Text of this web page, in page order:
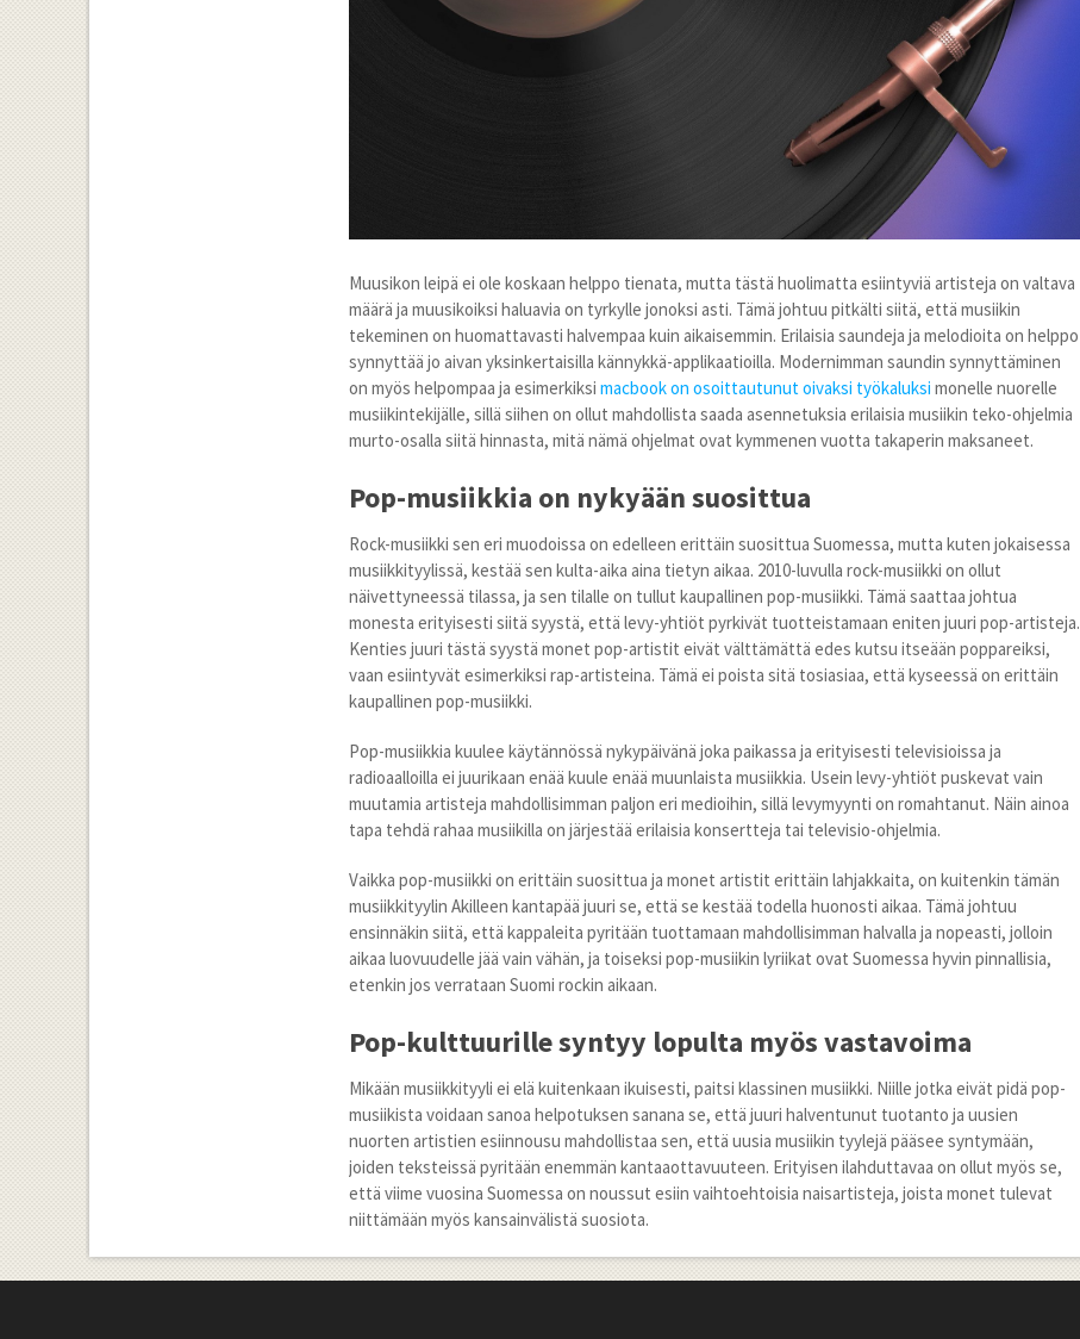
Muusikon leipä ei ole koskaan helppo tienata, mutta tästä huolimatta esiintyviä artisteja on valtava
määrä ja muusikoiksi haluavia on tyrkylle jonoksi asti. Tämä johtuu pitkälti siitä, että musiikin
tekeminen on huomattavasti halvempaa kuin aikaisemmin. Erilaisia saundeja ja melodioita on helppo
synnyttää jo aivan yksinkertaisilla kännykkä-applikaatioilla. Modernimman saundin synnyttäminen
on myös helpompaa ja esimerkiksi macbook on osoittautunut oivaksi työkaluksi monelle nuorelle
musiikintekijälle, sillä siihen on ollut mahdollista saada asennetuksia erilaisia musiikin teko-ohjelmia
murto-osalla siitä hinnasta, mitä nämä ohjelmat ovat kymmenen vuotta takaperin maksaneet.
Pop-musiikkia on nykyään suosittua
Rock-musiikki sen eri muodoissa on edelleen erittäin suosittua Suomessa, mutta kuten jokaisessa
musiikkityylissä, kestää sen kulta-aika aina tietyn aikaa. 2010-luvulla rock-musiikki on ollut
näivettyneessä tilassa, ja sen tilalle on tullut kaupallinen pop-musiikki. Tämä saattaa johtua
monesta erityisesti siitä syystä, että levy-yhtiöt pyrkivät tuotteistamaan eniten juuri pop-artisteja.
Kenties juuri tästä syystä monet pop-artistit eivät välttämättä edes kutsu itseään poppareiksi,
vaan esiintyvät esimerkiksi rap-artisteina. Tämä ei poista sitä tosiasiaa, että kyseessä on erittäin
kaupallinen pop-musiikki.
Pop-musiikkia kuulee käytännössä nykypäivänä joka paikassa ja erityisesti televisioissa ja
radioaalloilla ei juurikaan enää kuule enää muunlaista musiikkia. Usein levy-yhtiöt puskevat vain
muutamia artisteja mahdollisimman paljon eri medioihin, sillä levymyynti on romahtanut. Näin ainoa
tapa tehdä rahaa musiikilla on järjestää erilaisia konsertteja tai televisio-ohjelmia.
Vaikka pop-musiikki on erittäin suosittua ja monet artistit erittäin lahjakkaita, on kuitenkin tämän
musiikkityylin Akilleen kantapää juuri se, että se kestää todella huonosti aikaa. Tämä johtuu
ensinnäkin siitä, että kappaleita pyritään tuottamaan mahdollisimman halvalla ja nopeasti, jolloin
aikaa luovuudelle jää vain vähän, ja toiseksi pop-musiikin lyriikat ovat Suomessa hyvin pinnallisia,
etenkin jos verrataan Suomi rockin aikaan.
Pop-kulttuurille syntyy lopulta myös vastavoima
Mikään musiikkityyli ei elä kuitenkaan ikuisesti, paitsi klassinen musiikki. Niille jotka eivät pidä pop-
musiikista voidaan sanoa helpotuksen sanana se, että juuri halventunut tuotanto ja uusien
nuorten artistien esiinnousu mahdollistaa sen, että uusia musiikin tyylejä pääsee syntymään,
joiden teksteissä pyritään enemmän kantaaottavuuteen. Erityisen ilahduttavaa on ollut myös se,
että viime vuosina Suomessa on noussut esiin vaihtoehtoisia naisartisteja, joista monet tulevat
niittämään myös kansainvälistä suosiota.